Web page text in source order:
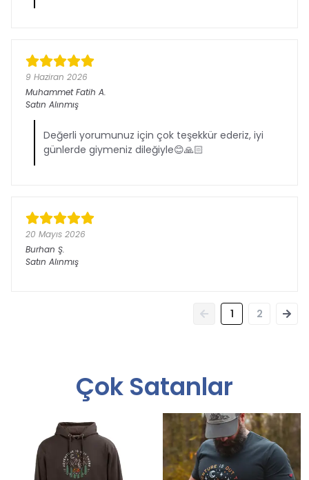
9 Haziran 2026
Muhammet Fatih A.
Satın Alınmış
Değerli yorumunuz için çok teşekkür ederiz, iyi
günlerde giymeniz dileğiyle😊🙏🏻
20 Mayıs 2026
Burhan Ş.
Satın Alınmış
1 2
Çok Satanlar